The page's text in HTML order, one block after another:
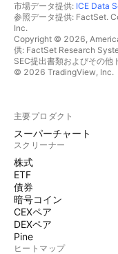
市場データ提供: ICE Data
参照データ提供: FactSet.
Inc.
Copyright © 2026,
供: FactSet Research
SEC提出書類およびその他
© 2026 TradingView, Inc.
主要プロダクト
スーパーチャート
スクリーナー
株式
ETF
債券
暗号コイン
CEXペア
DEXペア
Pine
ヒートマップ